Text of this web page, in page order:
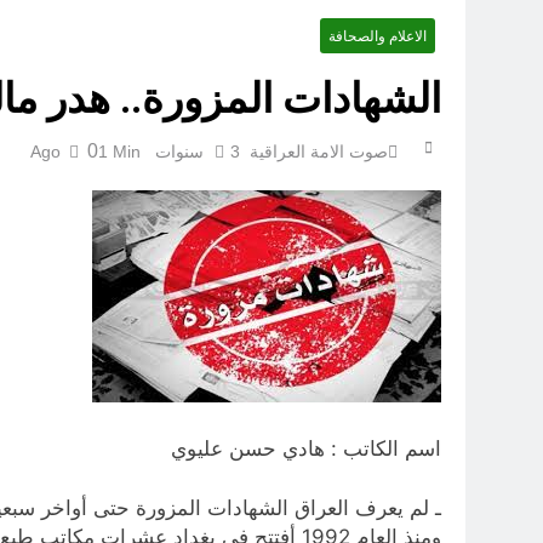
الاعلام والصحافة
الشهادات المزورة.. هدر
صوت الامة العراقية 3 سنوات Ago 01 Min
اسم الكاتب : هادي حسن عليوي
ـ لم يعرف العراق الشهادات المزورة حتى أواخر
ومنذ العام 1992 أفتتح في بغداد